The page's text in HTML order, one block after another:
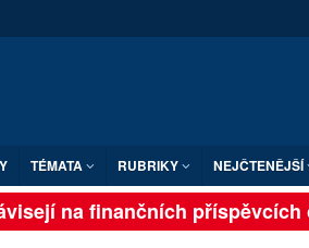
TÉMATA RUBRIKY NEJČTENĚJŠÍ
na finančních příspěvcích